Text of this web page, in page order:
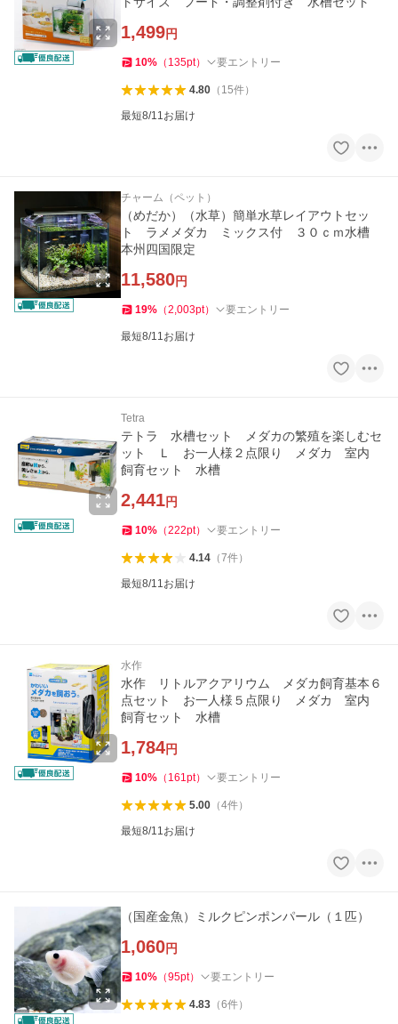
1,499円
10% （ 135pt） 要エントリー
4.80（ 15件）
最短8/11お届け
チャーム（ペット）
（めだか）（水草）簡単水草レイアウトセッ
ト ラメメダカ ミックス付 ３０ｃｍ水槽
本州四国限定
11,580円
19% （2,003pt） 要エントリー
最短8/11お届け
Tetra
テトラ 水槽セット メダカの繁殖を楽しむセ
ット Ｌ お一人様２点限り メダカ 室内
飼育セット 水槽
2,441円
10% （222pt） 要エントリー
4.14（7件）
最短8/11お届け
水作
水作 リトルアクアリウム メダカ飼育基本６
点セット お一人様５点限り メダカ 室内
飼育セット 水槽
1,784円
10% （ 161pt） 要エントリー
5.00（4件）
最短8/11お届け
（国産金魚）ミルクピンポンパール（１匹）
1,060円
10% （95pt） 要エントリー
4.83（6件）